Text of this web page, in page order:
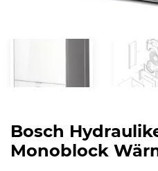
Bosch
Monoblock